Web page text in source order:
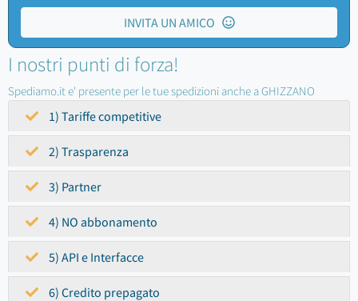
INVITA UN AMICO
I nostri punti di forza!
Spediamo.it e' presente per le tue spedizioni anche a GHIZZANO
1) Tariffe competitive
2) Trasparenza
3) Partner
4) NO abbonamento
5) API e Interfacce
6) Credito prepagato